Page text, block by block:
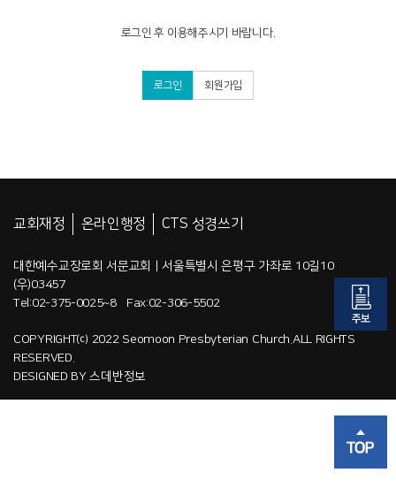
로그인 후 이용해주시기 바랍니다.
로그인 회원가입
교회재정 온라인행정 CTS 성경쓰기
대한예수교장로회 서문교회 | 서울특별시 은평구 가좌로 10길10
(우)03457
Tel:02-375-0025~8 Fax:02-306-5502
COPYRIGHT⒞ 2022 Seomoon Presbyterian Church.ALL RIGHTS
RESERVED.
DESIGNED BY스데반정보